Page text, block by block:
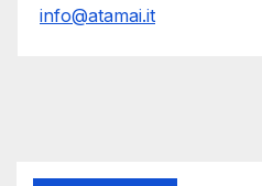
info@atamai.it